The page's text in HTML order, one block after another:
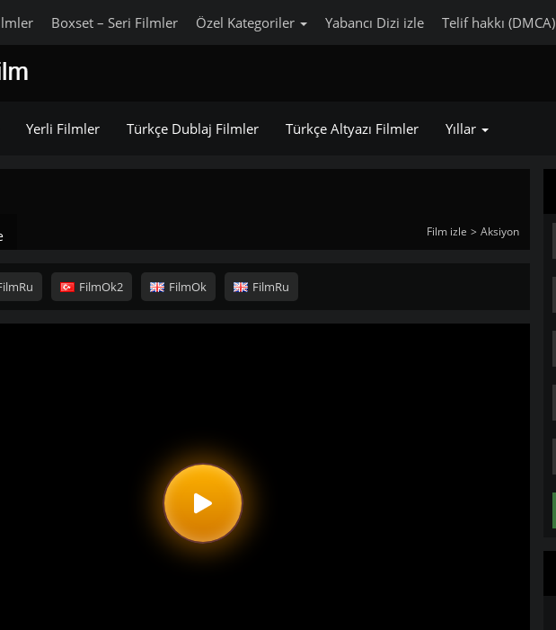
Boxset – Seri Filmler Özel Kategoriler Yabancı Dizi izle Telif hakkı (DMCA)
Yerli Filmler Türkçe Dublaj Filmler Türkçe Altyazı Filmler Yıllar
Film izle Aksiyon
FilmOk2 FilmOk FilmRu